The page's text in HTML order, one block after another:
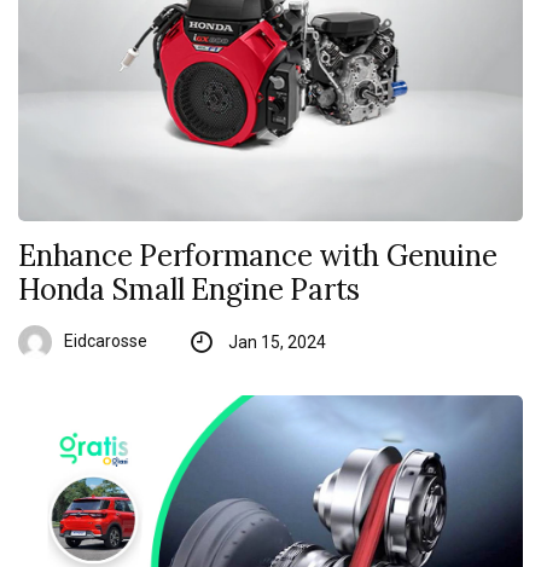
Enhance Performance with Genuine
Honda Small Engine Parts
Eidcarosse Jan 15, 2024